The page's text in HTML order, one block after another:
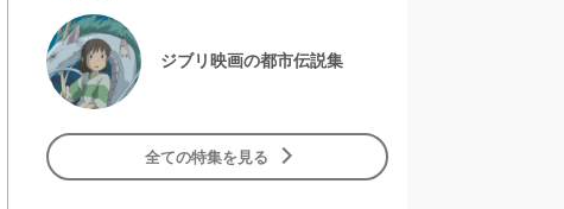
ジブリ映画の都市伝説集
全ての特集を見る